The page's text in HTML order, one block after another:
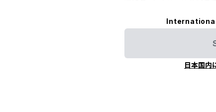
日本国内